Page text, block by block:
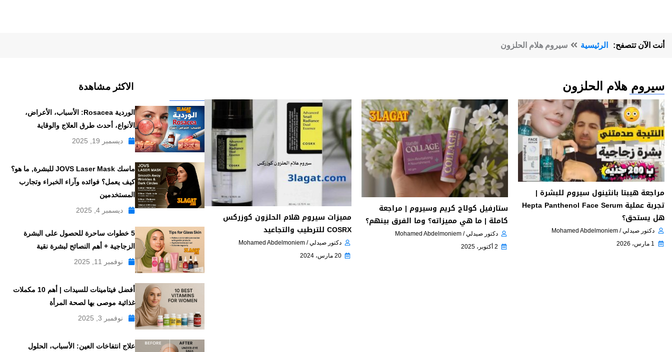
أنت الآن تتصفح: الرئيسية سيروم هلام الحلزون
سيروم هلام الحلزون
مراجعة هيبتا بانثينول سيروم للبشرة |
تجربة عملية Hepta Panthenol Face Serum
هل يستحق؟
دكتور صيدلي / Mohamed Abdelmoniem
1 مارس، 2026
ستارفيل كولاج كريم وسيروم | مراجعة
كاملة | ما هي مميزاته؟ وما الفرق بينهم؟
دكتور صيدلي / Mohamed Abdelmoniem
2 أكتوبر، 2025
مميزات سيروم هلام الحلزون كوزركس
COSRX للترطيب والتجاعيد
دكتور صيدلي / Mohamed Abdelmoniem
20 مارس، 2024
الاكثر مشاهدة
الوردية Rosacea: الأسباب، الأعراض،
الأنواع، أحدث طرق العلاج والوقاية
ديسمبر 19, 2025
ماسك JOVS Laser Mask للبشرة, ما هو؟
كيف يعمل؟ فوائده وآراء الخبراء وتجارب
المستخدمين
ديسمبر 4, 2025
5 خطوات ساحرة للحصول على البشرة
الزجاجية + أهم النصائح لبشرة نقية
نوفمبر 11, 2025
أفضل فيتامينات للسيدات | أهم 10 مكملات
غذائية موصى بها لصحة المرأة
نوفمبر 3, 2025
علاج انتفاخات العين: الأسباب، الحلول